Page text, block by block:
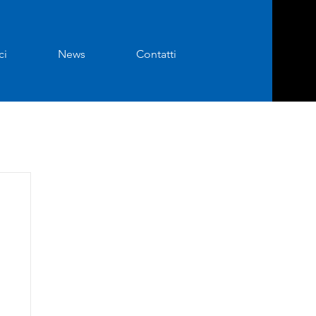
News Contatti